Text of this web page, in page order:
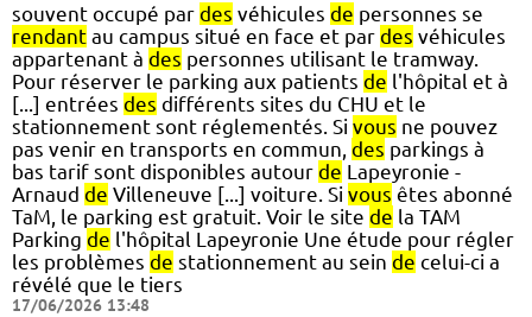
souvent occupé par des véhicules de personnes se
rendant au campus situé en face et par des véhicules
appartenant à des personnes utilisant le tramway.
Pour réserver le parking aux patients de l'hôpital et à
[...] entrées des différents sites du CHU et le
stationnement sont réglementés. Si vous ne pouvez
pas venir en transports en commun, des parkings à
bas tarif sont disponibles autour de Lapeyronie -
Arnaud de Villeneuve [...] voiture. Si vous êtes abonné
TaM, le parking est gratuit. Voir le site de la TAM
Parking de l'hôpital Lapeyronie Une étude pour régler
les problèmes de stationnement au sein de celui-ci a
révélé que le tiers
17/06/2026 13:48